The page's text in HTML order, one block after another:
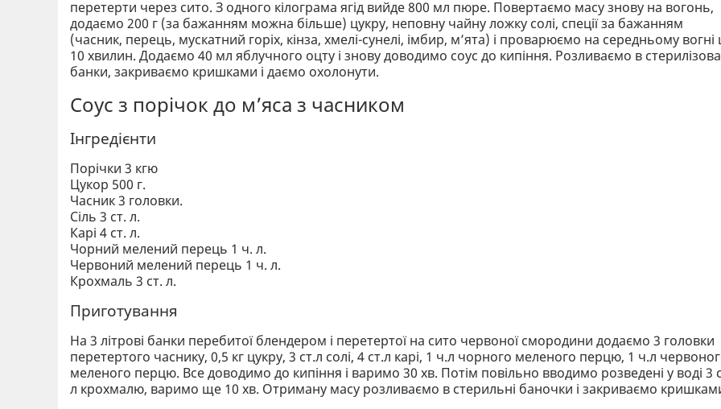
перетерти через сито. З одного кілограма ягід вийде 800 мл пюре. Повертаємо масу знову на вогонь,
додаємо 200 г (за бажанням можна більше) цукру, неповну чайну ложку солі, спеції за бажанням
(часник, перець, мускатний горіх, кінза, хмелі-сунелі, імбир, мʼята) і проварюємо на середньому
10 хвилин. Додаємо 40 мл яблучного оцту і знову доводимо соус до кипіння. Розливаємо в
банки, закриваємо кришками і даємо охолонути.
Соус з порічок до м’яса з часником
Інгредієнти
Порічки 3 кгю
Цукор 500 г.
Часник 3 головки.
Сіль 3 ст. л.
Карі 4 ст. л.
Чорний мелений перець 1 ч. л.
Червоний мелений перець 1 ч. л.
Крохмаль 3 ст. л.
Приготування
На 3 літрові банки перебитої блендером і перетертої на сито червоної смородини додаємо 3 головки
перетертого часнику, 0,5 кг цукру, 3 ст.л солі, 4 ст.л карі, 1 ч.л чорного меленого перцю, 1 ч.л
меленого перцю. Все доводимо до кипіння і варимо 30 хв. Потім повільно вводимо розведені у воді 3
л крохмалю, варимо ще 10 хв. Отриману масу розливаємо в стерильні баночки і закриваємо